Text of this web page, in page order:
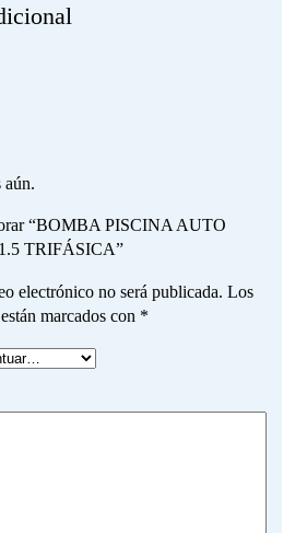
aún.
“BOMBA PISCINA AUTO
TRIFÁSICA”
electrónico no será publicada. Los
marcados con *